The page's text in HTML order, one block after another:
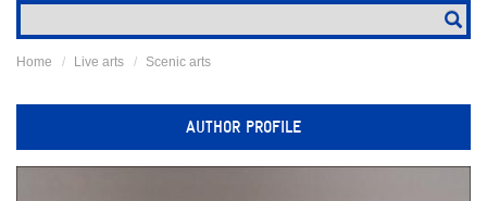
Home Live arts Scenic arts
AUTHOR PROFILE